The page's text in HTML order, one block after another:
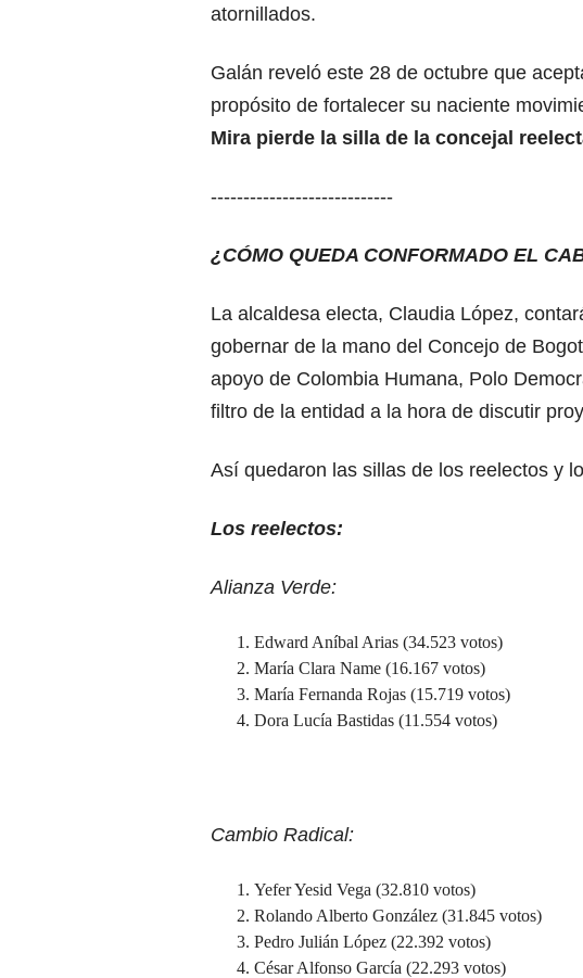
atornillados.
Galán reveló este 28 de octubre que
propósito de fortalecer su naciente
Mira pierde la silla de la concejal
----------------------------
¿CÓMO QUEDA CONFORMADO EL
La alcaldesa electa, Claudia López,
gobernar de la mano del Concejo de
apoyo de Colombia Humana, Polo
filtro de la entidad a la hora de discutir
Así quedaron las sillas de los reelectos y
Los reelectos:
Alianza Verde:
Edward Aníbal Arias (34.523 votos)
María Clara Name (16.167 votos)
María Fernanda Rojas (15.719 votos)
Dora Lucía Bastidas (11.554 votos)
Cambio Radical:
Yefer Yesid Vega (32.810 votos)
Rolando Alberto González (31.845 votos)
Pedro Julián López (22.392 votos)
César Alfonso García (22.293 votos)